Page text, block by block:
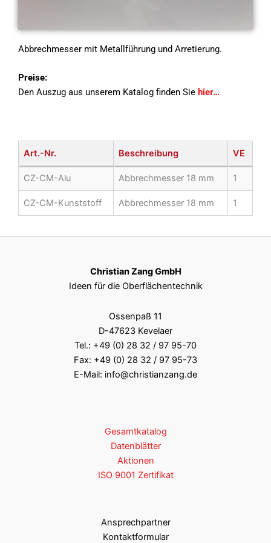
Abbrechmesser mit Metallführung und Arretierung.
Preise:
Den Auszug aus unserem Katalog finden Sie hier…
Art.-Nr. Beschreibung VE
CZ-CM-Alu Abbrechmesser 18 mm 1
CZ-CM-Kunststoff Abbrechmesser 18 mm 1
Christian Zang GmbH
Ideen für die Oberflächentechnik
Ossenpaß 11
D-47623 Kevelaer
Tel.: +49 (0) 28 32 / 97 95-70
Fax: +49 (0) 28 32 / 97 95-73
E-Mail: info@christianzang.de
Gesamtkatalog
Datenblätter
Aktionen
ISO 9001 Zertifikat
Ansprechpartner
Kontaktformular